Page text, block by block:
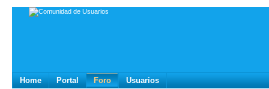
Home Portal Foro Usuarios